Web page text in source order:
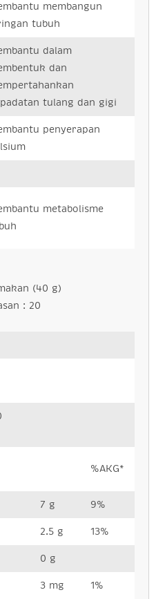
membangun
tubuh
dalam
dan
tulang dan gigi
penyerapan
metabolisme
(40 g)
: 20
%AKG*
7 g 9%
2.5 g 13%
0 g
3 mg 1%